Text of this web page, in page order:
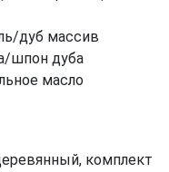
дуб массив
шпон дуба
масло
комплект